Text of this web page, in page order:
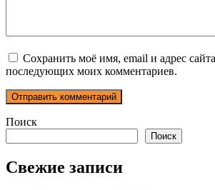
Сохранить моё имя, email и адрес
последующих моих комментариев.
Поиск
Поиск
Свежие записи